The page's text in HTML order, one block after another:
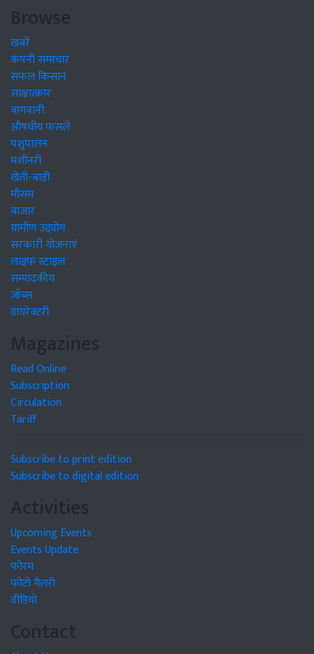
Browse
खबरें
कंपनी समाचार
सफल किसान
साक्षात्कार
बागवानी
औषधीय फसलें
पशुपालन
मशीनरी
खेती-बाड़ी
मौसम
बाजार
ग्रामीण उद्द्योग
सरकारी योजनाएं
लाइफ स्टाइल
सम्पादकीय
जॉब्स
डायरेक्टरी
Magazines
Read Online
Subscription
Circulation
Tariff
Subscribe to print edition
Subscribe to digital edition
Activities
Upcoming Events
Events Update
फोरम
फोटो गैलरी
वीडियो
Contact